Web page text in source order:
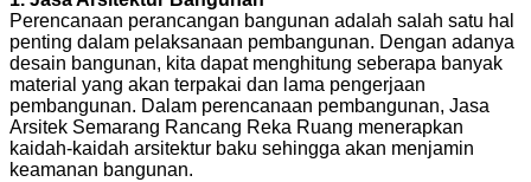
Perencanaan perancangan bangunan adalah salah satu hal
penting dalam pelaksanaan pembangunan. Dengan adanya
desain bangunan, kita dapat menghitung seberapa banyak
material yang akan terpakai dan lama pengerjaan
pembangunan. Dalam perencanaan pembangunan, Jasa
Arsitek Semarang Rancang Reka Ruang menerapkan
kaidah-kaidah arsitektur baku sehingga akan menjamin
keamanan bangunan.